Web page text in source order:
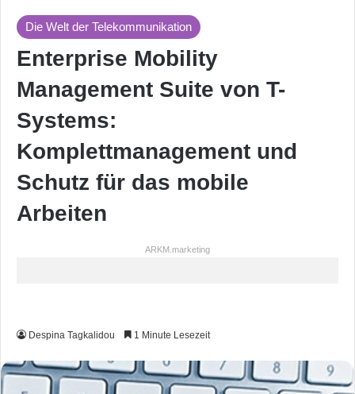
Die Welt der Telekommunikation
Enterprise Mobility
Management Suite von T-
Systems:
Komplettmanagement und
Schutz für das mobile
Arbeiten
ARKM.marketing
Despina Tagkalidou 1 Minute Lesezeit